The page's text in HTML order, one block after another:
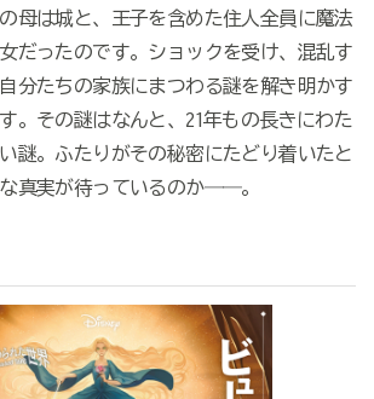
母は城と、王子を含めた住人全員に魔法
だったのです。ショックを受け、混乱す
分たちの家族にまつわる謎を解き明かす
。その謎はなんと、21年もの長きにわた
謎。ふたりがその秘密にたどり着いたと
真実が待っているのか――。